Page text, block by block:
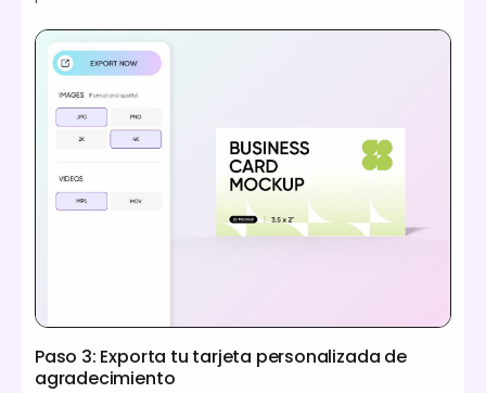
Paso 3: Exporta tu tarjeta personalizada de
agradecimiento